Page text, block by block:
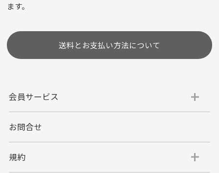
代金引換
代引手数料一律400円
ます。
送料とお支払い方法について
会員サービス
お問合せ
規約